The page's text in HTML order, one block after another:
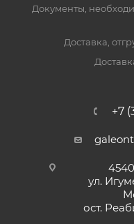
Документы,
Доставка,
+7
ул.
ост.